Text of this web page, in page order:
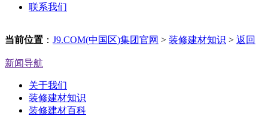
联系我们
当前位置 ： J9.COM(中国区)集团官网 > 装修建材知识 > 返回
新闻导航
关于我们
装修建材知识
装修建材百科